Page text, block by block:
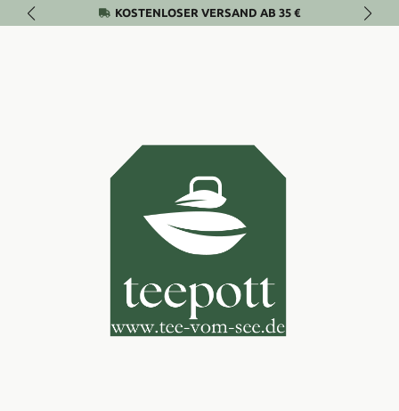
Zum Hauptinhalt springenKOSTENLOSER VERSAND AB 35 €